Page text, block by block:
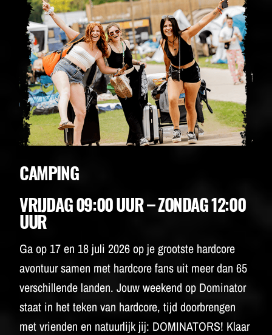
CAMPING
VRIJDAG 09:00 UUR – ZONDAG 12:00
UUR
Ga op 17 en 18 juli 2026 op je grootste hardcore
avontuur samen met hardcore fans uit meer dan 65
verschillende landen. Jouw weekend op Dominator
staat in het teken van hardcore, tijd doorbrengen
met vrienden en natuurlijk jij: DOMINATORS! Klaar